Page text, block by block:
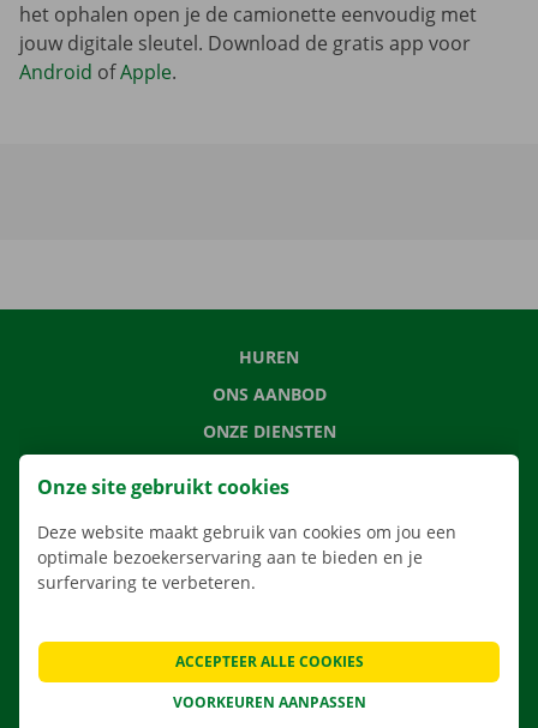
het ophalen open je de camionette eenvoudig met
jouw digitale sleutel. Download de gratis app voor
Android ofApple.
HUREN
ONS AANBOD
ONZE DIENSTEN
VERHUISOPLOSSINGEN
CONTACTEER ONS
VEELGESTELDE VRAGEN
Onze site gebruikt cookies
Deze website maakt gebruik van cookies om jou een
optimale bezoekerservaring aan te bieden en je
surfervaring te verbeteren.
VOORKEUREN AANPASSEN
ACCEPTEER ALLE COOKIES